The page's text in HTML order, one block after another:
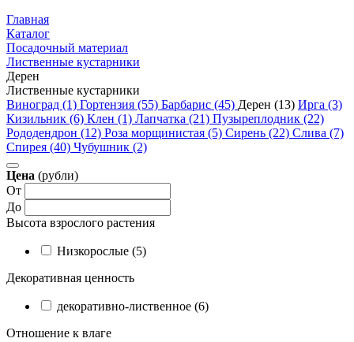
Главная
Каталог
Посадочный материал
Лиственные кустарники
Дерен
Лиственные кустарники
Виноград (1) Гортензия (55) Барбарис (45) Дерен (13) Ирга (3)
Кизильник (6) Клен (1) Лапчатка (21) Пузыреплодник (22)
Рододендрон (12) Роза морщинистая (5) Сирень (22) Слива (7)
Спирея (40) Чубушник (2)
Цена (рубли)
От
До
Высота взрослого растения
Низкорослые (5)
Декоративная ценность
декоративно-лиственное (6)
Отношение к влаге